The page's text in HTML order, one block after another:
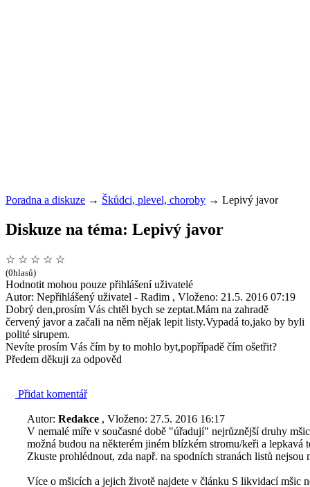
Poradna a diskuze → Škůdci, plevel, choroby → Lepivý javor
Diskuze na téma: Lepivý javor
☆ ☆ ☆ ☆ ☆
(0hlasů)
Hodnotit mohou pouze přihlášení uživatelé
Autor: Nepřihlášený uživatel - Radim , Vloženo: 21.5. 2016 07:19
Dobrý den,prosím Vás chtěl bych se zeptat.Mám na zahradě
červený javor a začali na něm nějak lepit listy.Vypadá to,jako by byli
polité sirupem.
Nevíte prosím Vás čím by to mohlo byt,popřípadě čím ošetřit?
Předem děkuji za odpověd
Přidat komentář
Autor: Redakce , Vloženo: 27.5. 2016 16:17
V nemalé míře v současné době "úřadují" nejrůznější druhy
možná budou na některém jiném blízkém stromu/keři a lepkavá
Zkuste prohlédnout, zda např. na spodních stranách listů nejsou
Více o mšicích a jejich životě najdete v článku S likvidací mšic